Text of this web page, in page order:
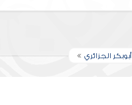
أبوبكر الجزائري